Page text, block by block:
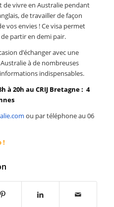
de vivre en Australie pendant
de travailler de façon
vos envies ! Ce visa permet
partir en demi pair.
d’échanger avec une
à de nombreuses
indispensables.
à 20h au CRIJ Bretagne : 4
ou par téléphone au 06
!